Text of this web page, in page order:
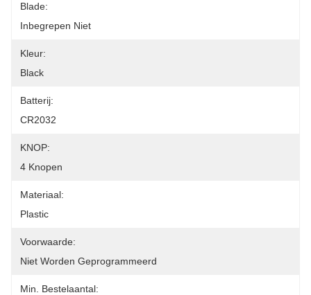
Blade:
Inbegrepen Niet
Kleur:
Black
Batterij:
CR2032
KNOP:
4 Knopen
Materiaal:
Plastic
Voorwaarde:
Niet Worden Geprogrammeerd
Min. Bestelaantal: